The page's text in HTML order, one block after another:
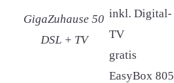
GigaZuhause 50
DSL + TV
inkl. Digital-
TV
gratis
EasyBox 805